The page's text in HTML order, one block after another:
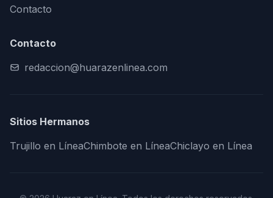
Contacto
Contacto
redaccion@huarazenlinea.com
Sitios Hermanos
Trujillo en LíneaChimbote en LíneaChiclayo en Línea